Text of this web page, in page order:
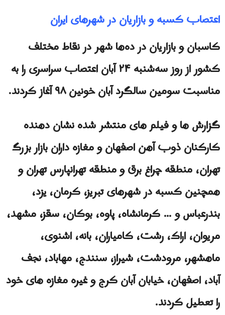
اعتصاب کسبه و بازاریان در شهرهای ایران
کاسبان و بازاریان در ده‌ها شهر در نقاط مختلف
کشور از روز سه‌شنبه ۲۴ آبان اعتصاب سراسری را به
مناسبت سومین سالگرد آبان خونین ۹۸ آغاز کردند.
گزارش ها و فیلم های منتشر شده نشان دهنده
کارکنان ذوب آهن اصفهان و مغازه داران بازار بزرگ
تهران، منطقه چراغ برق و منطقه تهرانپارس تهران و
همچنین کسبه در شهرهای تبریز، کرمان، یزد،
بندرعباس و … کرمانشاه، پاوه، بوکان، سقز، مشهد،
مریوان، اراک، رشت، کامیاران، بانه، اشنوی،
ماهشهر، مرودشت، شیراز، سنندج، مهاباد، نجف
آباد، اصفهان، خیابان آبان کرج و غیره مغازه های خود
را تعطیل کردند.